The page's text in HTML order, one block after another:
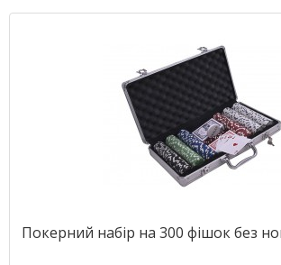
Покерний набір на 300 фішок без